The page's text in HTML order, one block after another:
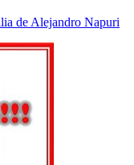
de Alejandro Napuri